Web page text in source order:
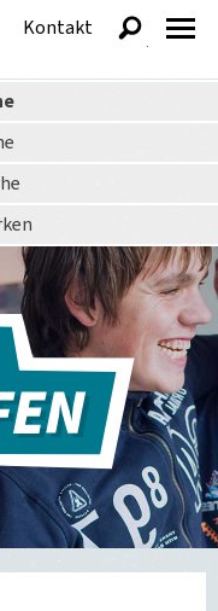
Kontakt
anzeigen